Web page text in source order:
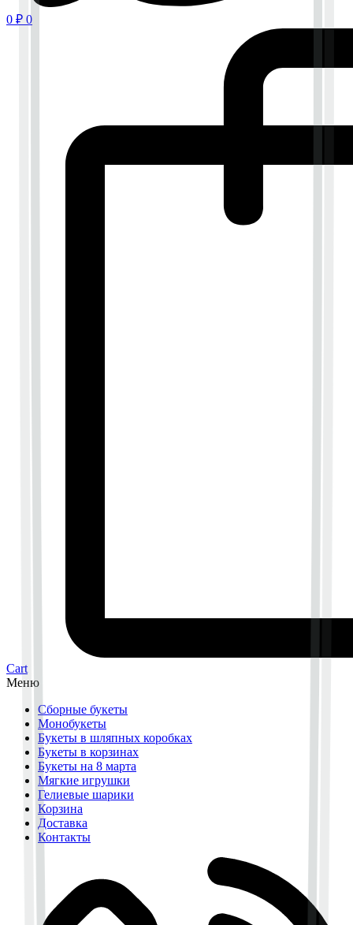
0 ₽ 0
Cart
Меню
Сборные букеты
Монобукеты
Букеты в шляпных коробках
Букеты в корзинах
Букеты на 8 марта
Мягкие игрушки
Гелиевые шарики
Корзина
Доставка
Контакты